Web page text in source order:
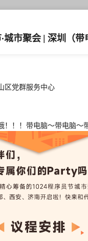
城市聚会 | 深圳（带
区党群服务中心
！！！带电脑～带电脑～